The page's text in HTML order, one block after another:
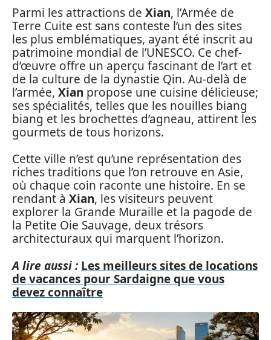
Parmi les attractions de Xian, l’Armée de
Terre Cuite est sans conteste l’un des sites
les plus emblématiques, ayant été inscrit au
patrimoine mondial de l’UNESCO. Ce chef-
d’œuvre offre un aperçu fascinant de l’art et
de la culture de la dynastie Qin. Au-delà de
l’armée, Xian propose une cuisine délicieuse;
ses spécialités, telles que les nouilles biang
biang et les brochettes d’agneau, attirent les
gourmets de tous horizons.
Cette ville n’est qu’une représentation des
riches traditions que l’on retrouve en Asie,
où chaque coin raconte une histoire. En se
rendant à Xian, les visiteurs peuvent
explorer la Grande Muraille et la pagode de
la Petite Oie Sauvage, deux trésors
architecturaux qui marquent l’horizon.
A lire aussi : Les meilleurs sites de locations
de vacances pour Sardaigne que vous
devez connaître